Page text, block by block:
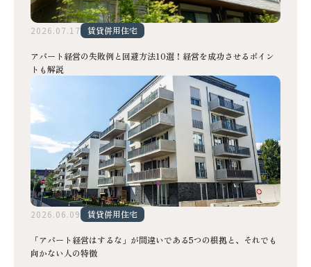
2026.07.17 賃貸併用住宅
アパート経営の失敗例と回避方法10選！経営を成功させるポイン
トも解説
2026.06.09 賃貸併用住宅
「アパート経営はするな」が間違いである5つの根拠と、それでも
向かない人の特徴